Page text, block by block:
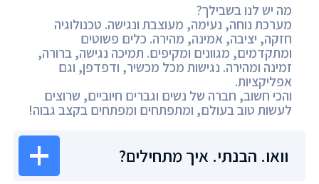
מה יש לנו בשבילך?
מערכת נוחה, נעימה, מעוצבת ונגישה. טכנולוגיה
חזקה, יציבה, אמינה, מהירה. כלים פשוטים
ומתקדמים, מגוונים ומקיפים. תמיכה נגישה, ברורה,
זמינה ומהירה. נגישות מכל מכשיר, ודפדפן, וגם
אפליקציות.
והכי חשוב, חברה של נשים וגברים חיוביים, שרוצים
לעשות טוב בעולם, ומתפתחים ומפתחים בקצב גבוה!
וואו. הבנתי. איך מתחילים?